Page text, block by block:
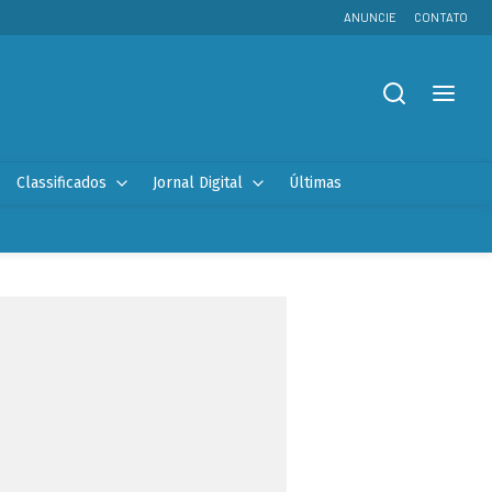
ANUNCIE CONTATO
Classificados Jornal Digital Últimas